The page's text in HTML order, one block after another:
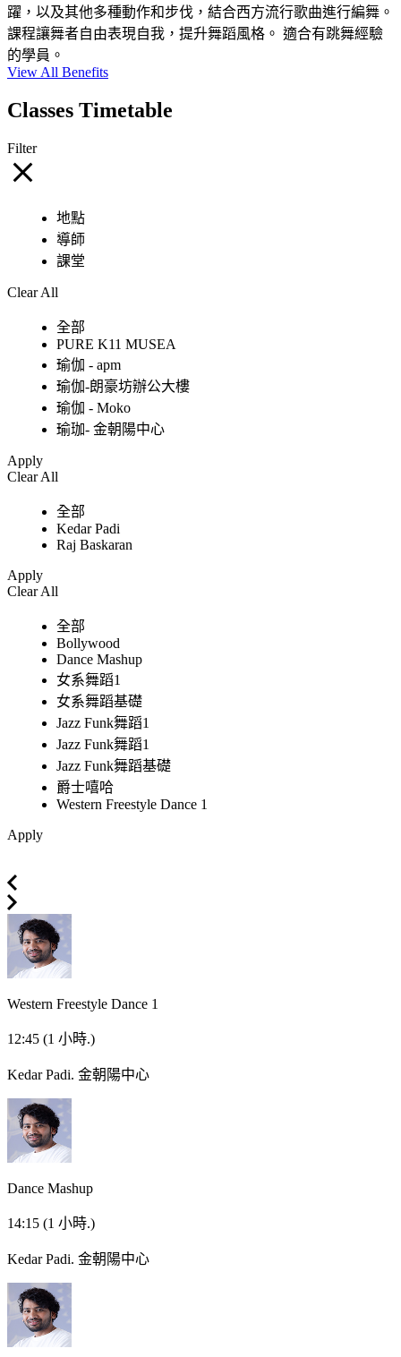
躍，以及其他多種動作和步伐，結合西方流行歌曲進行編舞。
課程讓舞者自由表現自我，提升舞蹈風格。 適合有跳舞經驗
的學員。
View All Benefits
Classes Timetable
Filter
地點
導師
課堂
Clear All
全部
PURE K11 MUSEA
瑜伽 - apm
瑜伽-朗豪坊辦公大樓
瑜伽 - Moko
瑜珈- 金朝陽中心
Apply
Clear All
全部
Kedar Padi
Raj Baskaran
Apply
Clear All
全部
Bollywood
Dance Mashup
女系舞蹈1
女系舞蹈基礎
Jazz Funk舞蹈1
Jazz Funk舞蹈1
Jazz Funk舞蹈基礎
爵士嘻哈
Western Freestyle Dance 1
Apply
Western Freestyle Dance 1
12:45 (1 小時.)
Kedar Padi. 金朝陽中心
Dance Mashup
14:15 (1 小時.)
Kedar Padi. 金朝陽中心